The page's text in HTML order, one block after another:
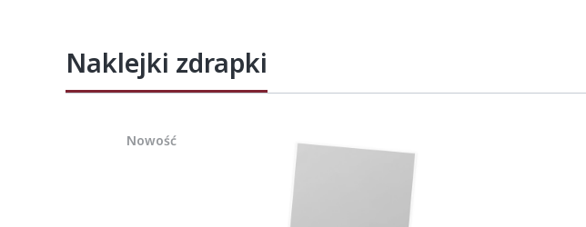
Naklejki zdrapki
Nowość